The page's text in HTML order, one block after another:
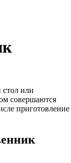
или
совершаются
приготовление